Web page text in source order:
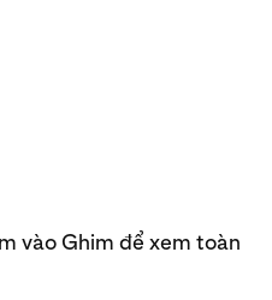
vào Ghim để xem toàn